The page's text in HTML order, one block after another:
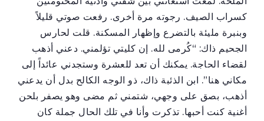
كسراب الصيف. رجوته مرة أخرى. رفعت صوتي قليلاً
وبنبرة مليئة بالتضرع وإظهار المسكنة. قلت لحارس
الجحيم ذاك: “كُرمى لله. إن كليتي تؤلمني. دعني أذهب
لقضاء الحاجة. يمكنك أن تعد للعشرة وستجدني عائداً إلى
مكاني هنا”. ابن الذئبة ذاك، ذو الوجه الكالح بدل أن يدعني
أذهب، بصق على وجهي، شتمني ثم مضى وهو يصفر بلحن
أغنية كنت أحبها. تذكرت وأنا في تلك الحال جملة كان